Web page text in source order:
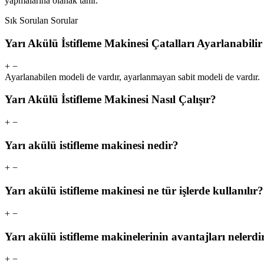
Sık Sorulan Sorular
Yarı Akülü İstifleme Makinesi Çatalları
+ −
Ayarlanabilen modeli de vardır, ayarlanmayan sabit modeli de vardır.
Yarı Akülü İstifleme Makinesi Nasıl Çalışır?
+ −
Yarı akülü istifleme makinesi nedir?
+ −
Yarı akülü istifleme makinesi ne tür işlerde kullanılır?
+ −
Yarı akülü istifleme makinelerinin avantajları
+ −